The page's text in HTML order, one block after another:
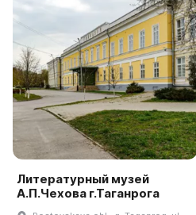
Литературный музей
А.П.Чехова г.Таганрога